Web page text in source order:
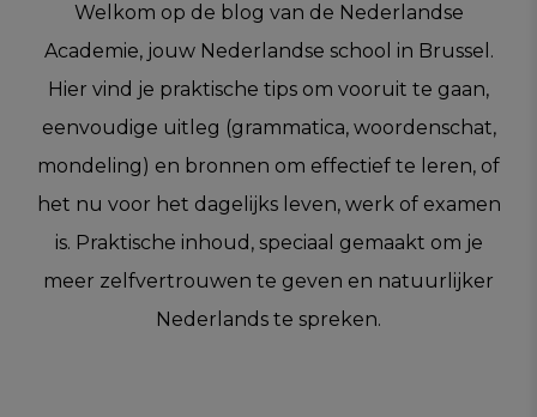
Welkom op de blog van de Nederlandse
Academie, jouw Nederlandse school in Brussel.
Hier vind je praktische tips om vooruit te gaan,
eenvoudige uitleg (grammatica, woordenschat,
mondeling) en bronnen om effectief te leren, of
het nu voor het dagelijks leven, werk of examen
is. Praktische inhoud, speciaal gemaakt om je
meer zelfvertrouwen te geven en natuurlijker
Nederlands te spreken.